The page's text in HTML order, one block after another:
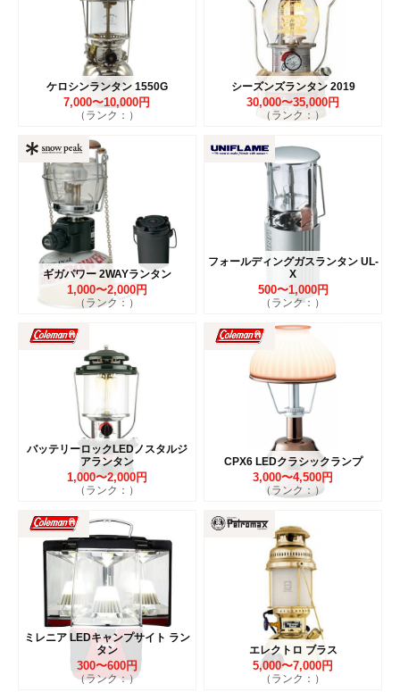
ケロシンランタン 1550G
7,000〜10,000円
（ランク：）
シーズンズランタン 2019
30,000〜35,000円
（ランク：）
ギガパワー 2WAYランタン
1,000〜2,000円
（ランク：）
フォールディングガスランタン UL-
X
500〜1,000円
（ランク：）
バッテリーロックLEDノスタルジ
アランタン
1,000〜2,000円
（ランク：）
CPX6 LEDクラシックランプ
3,000〜4,500円
（ランク：）
ミレニア LEDキャンプサイト ラン
タン
300〜600円
（ランク：）
エレクトロ ブラス
5,000〜7,000円
（ランク：）